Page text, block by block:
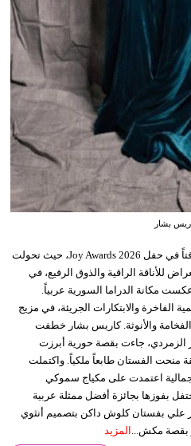
بشار
سجّلت النجمات السوريات حضوراً لافتاً في حفل Joy Awards 2026، حيث تحولت
للأناقة الراقية والذوق الرفيع، في
مكانة الدراما السورية عربياً.
الفاخرة والابتكارات الجريئة، في مزيج
والأنوثة. كاريس بشار خطفت
الزمردي، جاءت بقصة حورية أبرزت
منحت الفستان طابعاً ملكياً. واكتملت
اعتمدت على مكياج سموكي
بفوزها بجائزة أفضل ممثلة عربية
علي بفستان كلوش داكن بتصميم أنثوي
بقصة مكش...
المزيد